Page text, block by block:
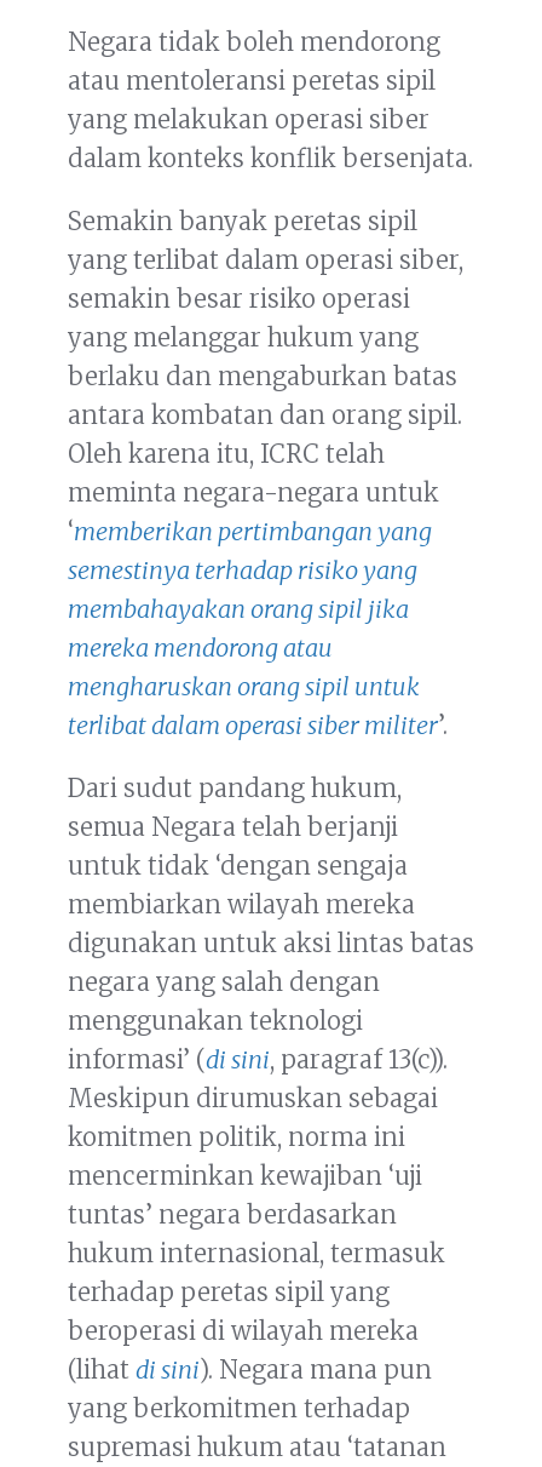
Negara tidak boleh mendorong
atau mentoleransi peretas sipil
yang melakukan operasi siber
dalam konteks konflik bersenjata.
Semakin banyak peretas sipil
yang terlibat dalam operasi siber,
semakin besar risiko operasi
yang melanggar hukum yang
berlaku dan mengaburkan batas
antara kombatan dan orang sipil.
Oleh karena itu, ICRC telah
meminta negara-negara untuk
‘memberikan pertimbangan yang
semestinya terhadap risiko yang
membahayakan orang sipil jika
mereka mendorong atau
mengharuskan orang sipil untuk
terlibat dalam operasi siber militer’.
Dari sudut pandang hukum,
semua Negara telah berjanji
untuk tidak ‘dengan sengaja
membiarkan wilayah mereka
digunakan untuk aksi lintas batas
negara yang salah dengan
menggunakan teknologi
informasi’ (di sini, paragraf 13(c)).
Meskipun dirumuskan sebagai
komitmen politik, norma ini
mencerminkan kewajiban ‘uji
tuntas’ negara berdasarkan
hukum internasional, termasuk
terhadap peretas sipil yang
beroperasi di wilayah mereka
(lihat di sini). Negara mana pun
yang berkomitmen terhadap
supremasi hukum atau ‘tatanan